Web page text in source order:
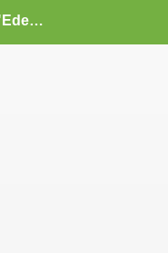
Schützenverein "Edelweiß" Reiterswiesen e.V.